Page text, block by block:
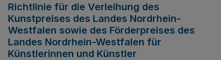
Richtlinie für die Verleihung des
Kunstpreises des Landes Nordrhein-
Westfalen sowie des Förderpreises des
Landes Nordrhein-Westfalen für
Künstlerinnen und Künstler